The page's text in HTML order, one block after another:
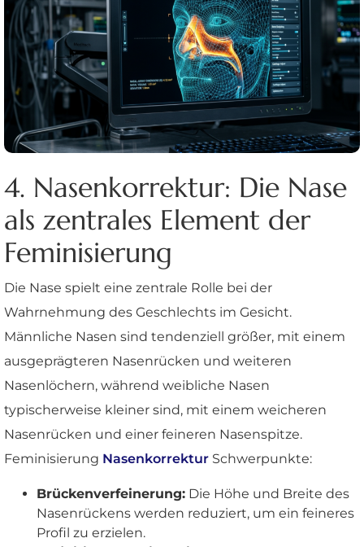
4. Nasenkorrektur: Die Nase
als zentrales Element der
Feminisierung
Die Nase spielt eine zentrale Rolle bei der
Wahrnehmung des Geschlechts im Gesicht.
Männliche Nasen sind tendenziell größer, mit einem
ausgeprägteren Nasenrücken und weiteren
Nasenlöchern, während weibliche Nasen
typischerweise kleiner sind, mit einem weicheren
Nasenrücken und einer feineren Nasenspitze.
Feminisierung Nasenkorrektur Schwerpunkte:
Brückenverfeinerung: Die Höhe und Breite des
Nasenrückens werden reduziert, um ein feineres
Profil zu erzielen.